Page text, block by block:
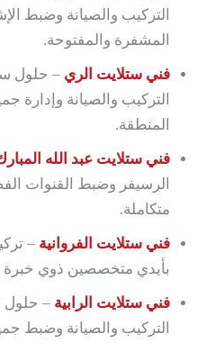
التركيب والصيانة وضبط
المشفرة والمفتوحة.
فني ستلايت الري – حلول
التركيب والصيانة وإدارة
المنطقة.
فني ستلايت عبد الله
الرسيفر وضبط القنوات
متكاملة.
فني ستلايت الفروانية –
بأيدي متخصصين ذوي
فني ستلايت الرابية – حلول
التركيب والصيانة وضبط